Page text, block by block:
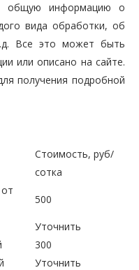
общую информацию о
вида обработки, об
Все это может быть
или описано на сайте.
получения подробной
Стоимость, руб/
сотка
500
Уточнить
300
Уточнить